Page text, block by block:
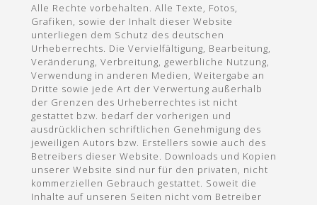
Alle Rechte vorbehalten. Alle Texte, Fotos,
Grafiken, sowie der Inhalt dieser Website
unterliegen dem Schutz des deutschen
Urheberrechts. Die Vervielfältigung, Bearbeitung,
Veränderung, Verbreitung, gewerbliche Nutzung,
Verwendung in anderen Medien, Weitergabe an
Dritte sowie jede Art der Verwertung außerhalb
der Grenzen des Urheberrechtes ist nicht
gestattet bzw. bedarf der vorherigen und
ausdrücklichen schriftlichen Genehmigung des
jeweiligen Autors bzw. Erstellers sowie auch des
Betreibers dieser Website. Downloads und Kopien
unserer Website sind nur für den privaten, nicht
kommerziellen Gebrauch gestattet. Soweit die
Inhalte auf unseren Seiten nicht vom Betreiber